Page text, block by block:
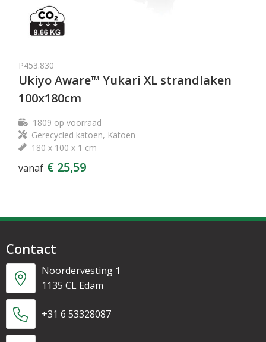
P453.830
Ukiyo Aware™ Yukari XL strandlaken
100x180cm
1809 op voorraad
Gerecycled katoen, Katoen
180 x 100 x 1 cm
vanaf € 25,59
Contact
Noordervesting 1
1135 CL Edam
+31 6 53328087